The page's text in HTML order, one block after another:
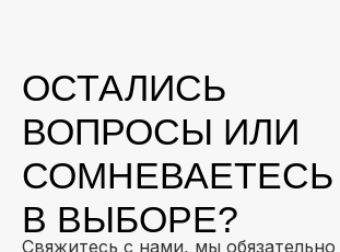
Свяжитесь с нами, мы обязательно
ОСТАЛИСЬ
ВОПРОСЫ ИЛИ
СОМНЕВАЕТЕСЬ
В ВЫБОРЕ?